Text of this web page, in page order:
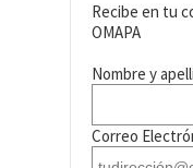
Recibe en tu
OMAPA
Nombre y
Correo